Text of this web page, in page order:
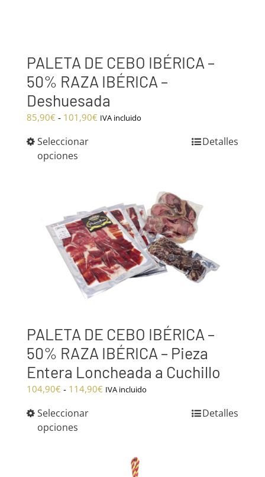
PALETA DE CEBO IBÉRICA –
50% RAZA IBÉRICA –
Deshuesada
85,90€ - 101,90€ Rango
101,90€
IVA incluido
Seleccionar
opciones
Detalles
PALETA DE CEBO IBÉRICA –
50% RAZA IBÉRICA – Pieza
Entera Loncheada a Cuchillo
104,90€ - 114,90€ Rango
IVA incluido
Seleccionar
opciones
Detalles